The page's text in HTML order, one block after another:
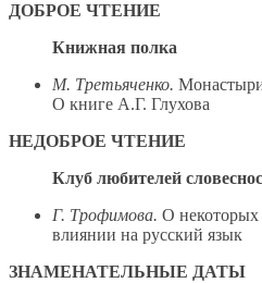
ДОБРОЕ ЧТЕНИЕ
Книжная полка
М. Третьяченко.
О книге А.Г. Глухова
НЕДОБРОЕ ЧТЕНИЕ
Клуб любителей
Г. Трофимова. О некоторых
влиянии на русский язык
ЗНАМЕНАТЕЛЬНЫЕ ДАТЫ